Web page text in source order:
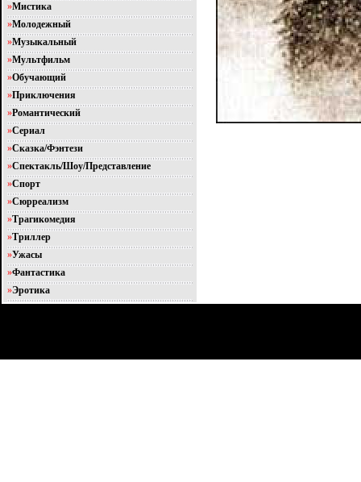
»Мистика
»Молодежный
»Музыкальный
»Мультфильм
»Обучающий
»Приключения
»Романтический
»Сериал
»Сказка/Фэнтези
»Спектакль/Шоу/Представление
»Спорт
»Сюрреализм
»Трагикомедия
»Триллер
»Ужасы
»Фантастика
»Эротика